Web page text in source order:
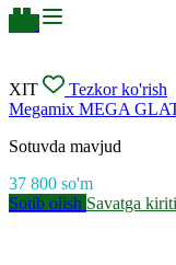
XIT
Tezkor ko'rish
Megamix MEGA
Sotuvda mavjud
37 800 so'm
Sotib olish Savatga